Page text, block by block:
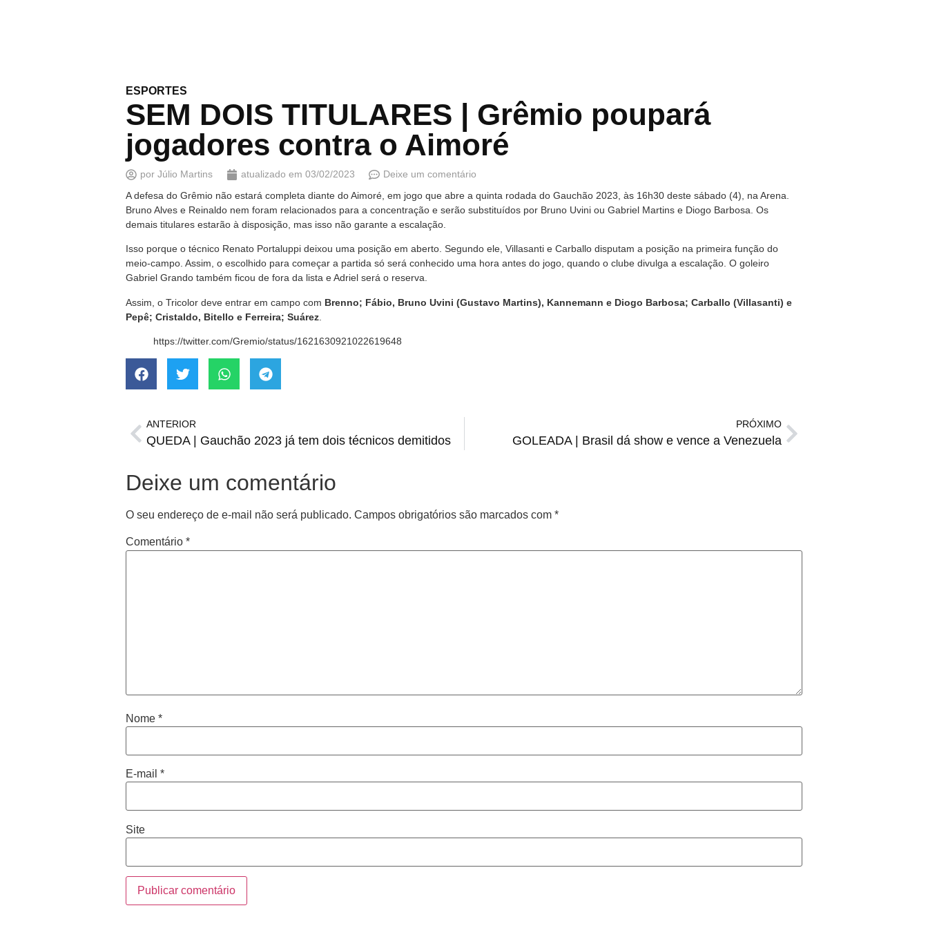
ESPORTES
SEM DOIS TITULARES | Grêmio poupará
jogadores contra o Aimoré
por Júlio Martins atualizado em 03/02/2023
Deixe um comentário
A defesa do Grêmio não estará completa diante do Aimoré, em jogo que abre a quinta rodada do Gauchão 2023, às 16h30 deste sábado (4), na Arena.
Bruno Alves e Reinaldo nem foram relacionados para a concentração e serão substituídos por Bruno Uvini ou Gabriel Martins e Diogo Barbosa. Os
demais titulares estarão à disposição, mas isso não garante a escalação.
Isso porque o técnico Renato Portaluppi deixou uma posição em aberto. Segundo ele, Villasanti e Carballo disputam a posição na primeira função do
meio-campo. Assim, o escolhido para começar a partida só será conhecido uma hora antes do jogo, quando o clube divulga a escalação. O goleiro
Gabriel Grando também ficou de fora da lista e Adriel será o reserva.
Assim, o Tricolor deve entrar em campo com Brenno; Fábio, Bruno Uvini (Gustavo Martins), Kannemann e Diogo Barbosa; Carballo (Villasanti) e
Pepê; Cristaldo, Bitello e Ferreira; Suárez
https://twitter.com/Gremio/status/1621630921022619648
ANTERIOR
QUEDA | Gauchão 2023 já tem dois técnicos demitidos
PRÓXIMO
GOLEADA | Brasil dá show e vence a Venezuela
Deixe um comentário
O seu endereço de e-mail não será publicado. Campos obrigatórios são marcados com *
Comentário *
Nome *
E-mail *
Site